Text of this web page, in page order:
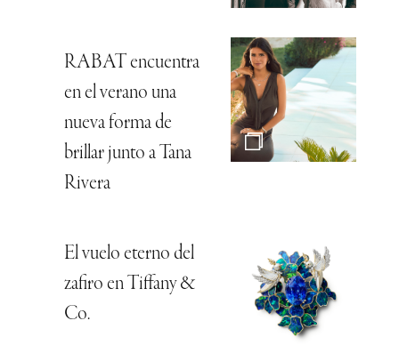
RABAT encuentra
en el verano una
nueva forma de
brillar junto a Tana
Rivera
El vuelo eterno del
zafiro en Tiffany &
Co.